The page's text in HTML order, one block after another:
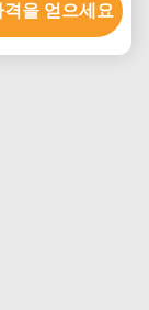
을 얻으세요